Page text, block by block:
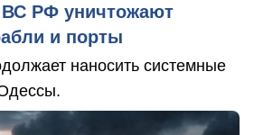
ВС РФ уничтожают
и порты
наносить системные